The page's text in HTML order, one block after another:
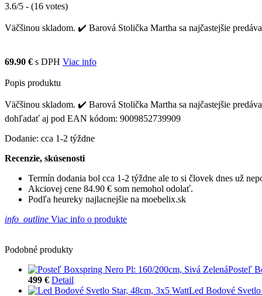
3.6/5 - (16 votes)
Väčšinou skladom. ✔️ Barová Stolička Martha sa najčastejšie
69.90 € s DPH Viac info
Popis produktu
Väčšinou skladom. ✔️ Barová Stolička Martha sa najčastejšie
dohľadať aj pod EAN kódom: 9009852739909
Dodanie: cca 1-2 týždne
Recenzie, skúsenosti
Termín dodania bol cca 1-2 týždne ale to si človek dnes už
Akciovej cene 84.90 € som nemohol odolať.
Podľa heureky najlacnejšie na moebelix.sk
info_outline Viac info o produkte
Podobné produkty
Posteľ
499 € Detail
Led Bodové